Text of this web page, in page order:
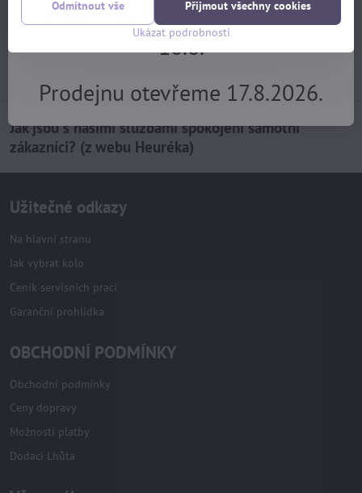
+420 725 729 111
tomas​@velofiala​.cz
Jak jsou s našimi službami spokojeni samotní
zákazníci? (z webu Heuréka)
Užitečné odkazy
Na hlavní stranu
Jak vybrat kolo
Ceník servisních prací
Garanční prohlídka
OBCHODNÍ PODMÍNKY
Obchodní podmínky
Ceny dopravy
Možnosti platby
Dodací Lhůta
Ukázat podrobnosti
Přijmout všechny cookies
Odmítnout vše
zákazníky bude v provozu od
10.8.
Prodejnu otevřeme 17.8.2026.